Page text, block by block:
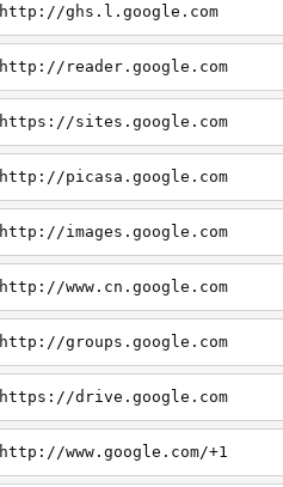
http://ghs.l.google.com
http://reader.google.com
https://sites.google.com
http://picasa.google.com
http://images.google.com
http://www.cn.google.com
http://groups.google.com
https://drive.google.com
http://www.google.com/+1